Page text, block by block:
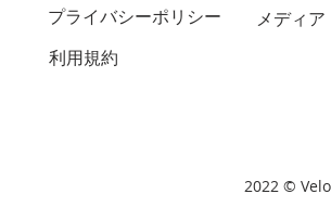
プライバシーポリシー
メディア
利用規約
2022 ©